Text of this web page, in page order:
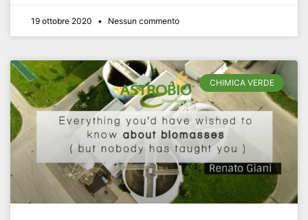
19 ottobre 2020 Nessun commento
CHIMICA VERDE